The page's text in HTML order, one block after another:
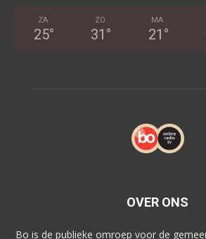
ZA
25°
ZO
31 °
MA
21 °
OVER ONS
Bo is de publieke omroep voor de